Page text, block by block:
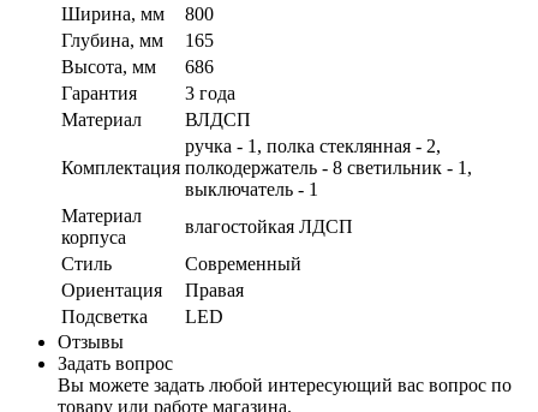
Ширина, мм
800
Глубина, мм
165
Высота, мм
686
Гарантия
3 года
Материал
ВЛДСП
Комплектация
ручка - 1, полка стеклянная - 2,
полкодержатель - 8 светильник - 1,
выключатель - 1
Материал
корпуса
влагостойкая ЛДСП
Стиль
Современный
Ориентация
Правая
Подсветка
LED
Отзывы
Задать вопрос
Вы можете задать любой интересующий вас вопрос по
товару или работе магазина.